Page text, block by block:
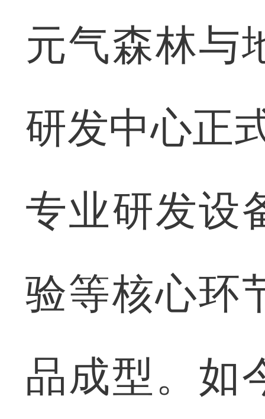
元气森林与
研发中心正
专业研发设
验等核心环
品成型。如